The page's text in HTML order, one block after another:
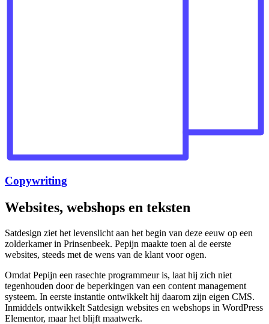
Copywriting
Websites, webshops en teksten
Satdesign ziet het levenslicht aan het begin van deze eeuw op een
zolderkamer in Prinsenbeek. Pepijn maakte toen al de eerste
websites, steeds met de wens van de klant voor ogen.
Omdat Pepijn een rasechte programmeur is, laat hij zich niet
tegenhouden door de beperkingen van een content management
systeem. In eerste instantie ontwikkelt hij daarom zijn eigen CMS.
Inmiddels ontwikkelt Satdesign websites en webshops in WordPress
Elementor, maar het blijft maatwerk.